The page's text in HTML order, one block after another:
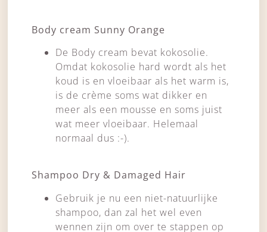
Body cream Sunny Orange
De Body cream bevat kokosolie.
Omdat kokosolie hard wordt als het
koud is en vloeibaar als het warm is,
is de crème soms wat dikker en
meer als een mousse en soms juist
wat meer vloeibaar. Helemaal
normaal dus :-).
Shampoo Dry & Damaged Hair
Gebruik je nu een niet-natuurlijke
shampoo, dan zal het wel even
wennen zijn om over te stappen op